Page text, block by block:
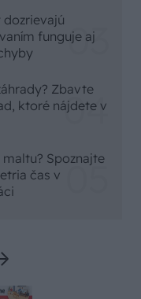
funguje aj
Zbavte
ktoré nájdete v
Spoznajte
čas v